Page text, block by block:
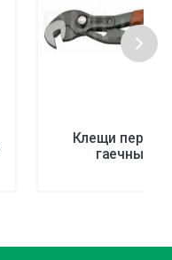
Клещи
гаечный